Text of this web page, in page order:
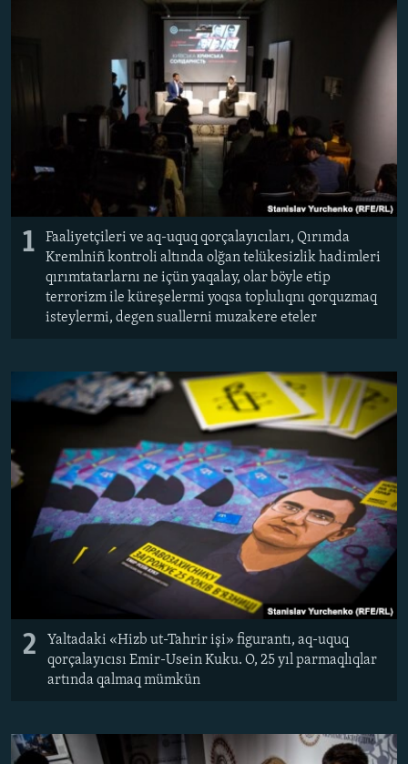
QOŞULIÑIZ!
RFE/RS bütün saytları
1
Faaliyetçileri ve aq-uquq qorçalayıcıları, Qırımda
Kremlniñ kontroli altında olğan telükesizlik hadimleri
qırımtatarlarnı ne içün yaqalay, olar böyle etip
terrorizm ile küreşelermi yoqsa toplulıqnı qorquzmaq
isteylermi, degen suallerni muzakere eteler
2
Yaltadaki «Hizb ut-Tahrir işi» figurantı, aq-uquq
qorçalayıcısı Emir-Usein Kuku. O, 25 yıl parmaqlıqlar
artında qalmaq mümkün